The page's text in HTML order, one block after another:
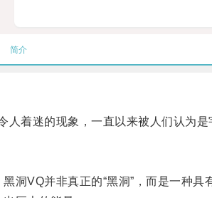
简介
着迷的现象，一直以来被人们认为是
VQ并非真正的“黑洞”，而是一种具